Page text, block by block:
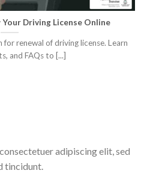
Your Driving License Online
renewal of driving license. Learn
and FAQs to [...]
adipiscing elit, sed
tincidunt.